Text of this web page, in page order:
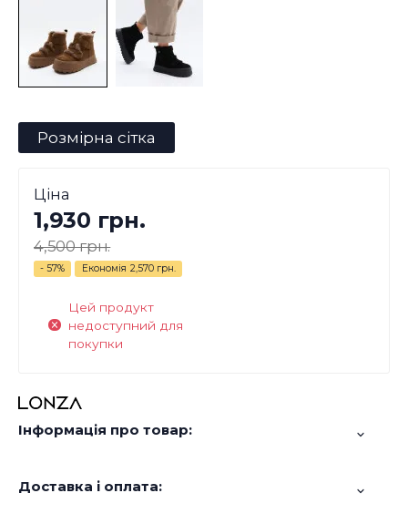
Розмірна сітка
Ціна
1,930 грн.
4,500 грн.
- 57% Економія 2,570 грн.
Цей продукт
недоступний для
покупки
Інформація про товар:
Доставка і оплата: